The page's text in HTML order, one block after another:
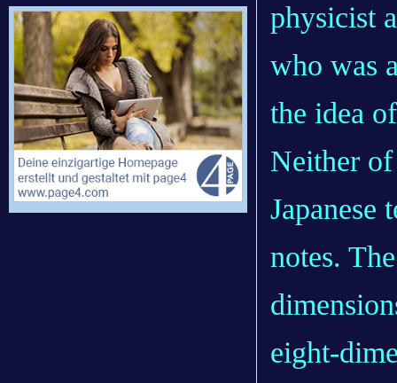
physicist
who was
the idea
Neither
Japanese
notes.
eight-